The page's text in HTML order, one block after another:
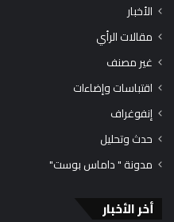
الأخبار
مقالات الرأي
غير مصنف
اقتباسات وإضاءات
إنفوغراف
حدث وتحليل
مدونة " داماس بوست"
أخر الأخبار